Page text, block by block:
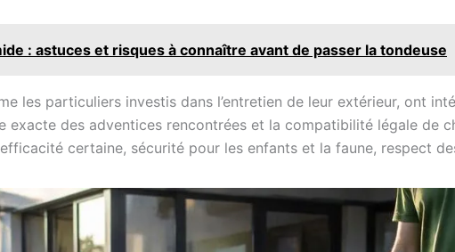
: astuces et risques à connaître avant de passer la tondeuse
les particuliers investis dans l’entretien de leur extérieur, ont
exacte des adventices rencontrées et la compatibilité légale de
certaine, sécurité pour les enfants et la faune, respect